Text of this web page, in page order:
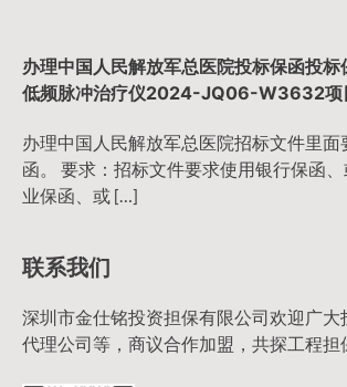
办理中国人民解放军总医院投标保函投
低频脉冲治疗仪2024-JQ06-W3632项
办理中国人民解放军总医院招标文件里面
函。 要求：招标文件要求使用银行保函
业保函、或 […]
联系我们
深圳市金仕铭投资担保有限公司欢迎广大
代理公司等，商议合作加盟，共探工程担